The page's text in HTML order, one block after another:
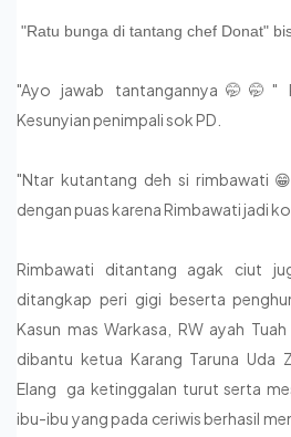
"Ratu bunga di tantang chef Donat"
"Ayo jawab tantangannya🤭🤭"
Kesunyian penimpali sok PD.
"Ntar kutantang deh si rimbawati
dengan puas karena Rimbawati jadi
Rimbawati ditantang agak ciut
ditangkap peri gigi beserta
Kasun mas Warkasa, RW ayah
dibantu ketua Karang Taruna Uda
Elang ga ketinggalan turut serta
ibu-ibu yang pada ceriwis berhasil